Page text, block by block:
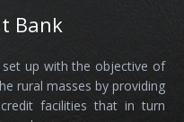
Bank
up with the objective of
rural masses by providing
facilities that in turn